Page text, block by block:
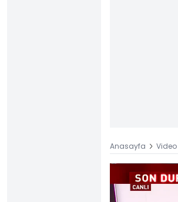
Anasayfa Video